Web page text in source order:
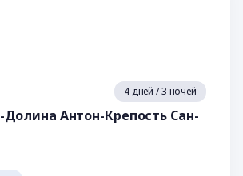
4 дней / 3 ночей
Антон-Крепость Сан-